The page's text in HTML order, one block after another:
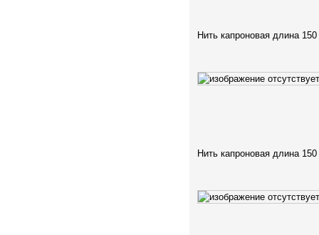
Нить капроновая длина
Нить капроновая длина